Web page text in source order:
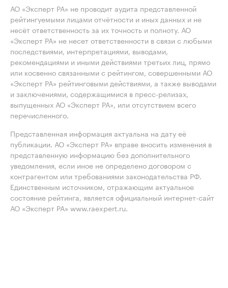
АО «Эксперт РА» не проводит аудита представленной
рейтингуемыми лицами отчётности и иных данных и не
несёт ответственность за их точность и полноту. АО
«Эксперт РА» не несет ответственности в связи с любыми
последствиями, интерпретациями, выводами,
рекомендациями и иными действиями третьих лиц, прямо
или косвенно связанными с рейтингом, совершенными АО
«Эксперт РА» рейтинговыми действиями, а также выводами
и заключениями, содержащимися в пресс-релизах,
выпущенных АО «Эксперт РА», или отсутствием всего
перечисленного.
Представленная информация актуальна на дату её
публикации. АО «Эксперт РА» вправе вносить изменения в
представленную информацию без дополнительного
уведомления, если иное не определено договором с
контрагентом или требованиями законодательства РФ.
Единственным источником, отражающим актуальное
состояние рейтинга, является официальный интернет-сайт
АО «Эксперт РА» www.raexpert.ru.